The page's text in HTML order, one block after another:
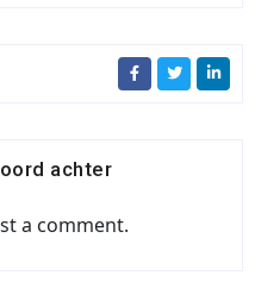
achter
a comment.